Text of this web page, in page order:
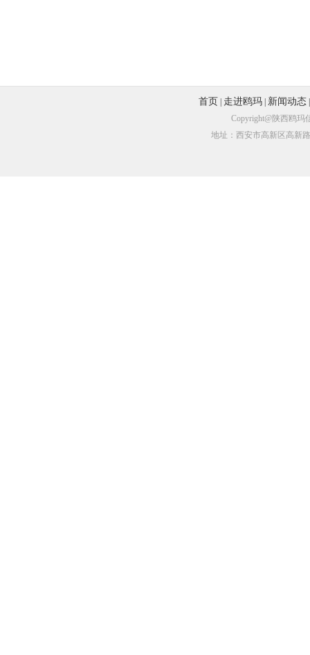
首页 走进鸥玛 新闻动态
Copyright@陕西鸥
地址：西安市高新区高新